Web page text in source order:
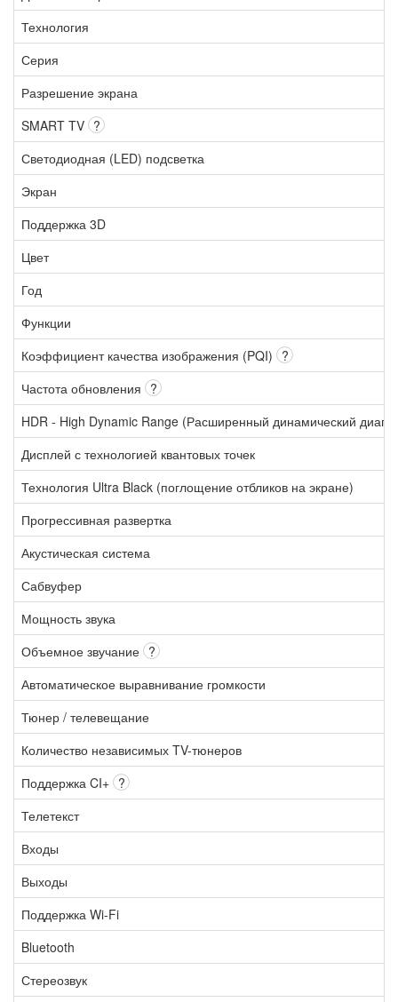
Технология
Серия
Разрешение экрана
SMART TV ?
Светодиодная (LED) подсветка
Экран
Поддержка 3D
Цвет
Год
Функции
Коэффициент качества изображения (PQI) ?
Частота обновления ?
HDR - High Dynamic Range (Расширенный динамический
Дисплей с технологией квантовых точек
Технология Ultra Black (поглощение отбликов на экране)
Прогрессивная развертка
Акустическая система
Сабвуфер
Мощность звука
Объемное звучание ?
Автоматическое выравнивание громкости
Тюнер / телевещание
Количество независимых TV-тюнеров
Поддержка CI+ ?
Телетекст
Входы
Выходы
Поддержка Wi-Fi
Bluetooth
Стереозвук